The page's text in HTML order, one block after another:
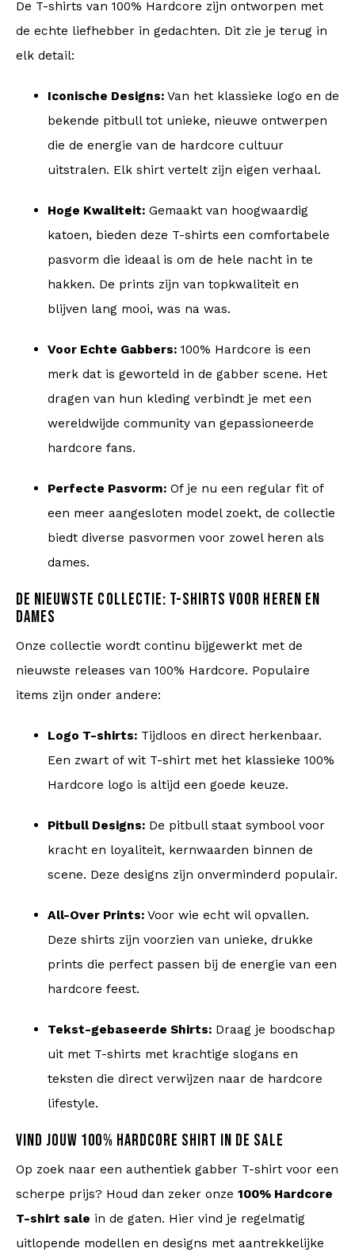
De T-shirts van 100% Hardcore zijn ontworpen met
de echte liefhebber in gedachten. Dit zie je terug in
elk detail:
Iconische Designs: Van het klassieke logo en de
bekende pitbull tot unieke, nieuwe ontwerpen
die de energie van de hardcore cultuur
uitstralen. Elk shirt vertelt zijn eigen verhaal.
Hoge Kwaliteit: Gemaakt van hoogwaardig
katoen, bieden deze T-shirts een comfortabele
pasvorm die ideaal is om de hele nacht in te
hakken. De prints zijn van topkwaliteit en
blijven lang mooi, was na was.
Voor Echte Gabbers: 100% Hardcore is een
merk dat is geworteld in de gabber scene. Het
dragen van hun kleding verbindt je met een
wereldwijde community van gepassioneerde
hardcore fans.
Perfecte Pasvorm: Of je nu een regular fit of
een meer aangesloten model zoekt, de collectie
biedt diverse pasvormen voor zowel heren als
dames.
DE NIEUWSTE COLLECTIE: T-SHIRTS VOOR HEREN EN
DAMES
Onze collectie wordt continu bijgewerkt met de
nieuwste releases van 100% Hardcore. Populaire
items zijn onder andere:
Logo T-shirts: Tijdloos en direct herkenbaar.
Een zwart of wit T-shirt met het klassieke 100%
Hardcore logo is altijd een goede keuze.
Pitbull Designs: De pitbull staat symbool voor
kracht en loyaliteit, kernwaarden binnen de
scene. Deze designs zijn onverminderd populair.
All-Over Prints: Voor wie echt wil opvallen.
Deze shirts zijn voorzien van unieke, drukke
prints die perfect passen bij de energie van een
hardcore feest.
Tekst-gebaseerde Shirts: Draag je boodschap
uit met T-shirts met krachtige slogans en
teksten die direct verwijzen naar de hardcore
lifestyle.
VIND JOUW 100% HARDCORE SHIRT IN DE SALE
Op zoek naar een authentiek gabber T-shirt voor een
scherpe prijs? Houd dan zeker onze 100% Hardcore
T-shirt sale in de gaten. Hier vind je regelmatig
uitlopende modellen en designs met aantrekkelijke